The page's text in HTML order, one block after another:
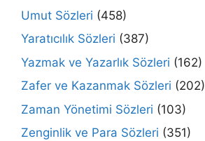
Umut Sözleri (458)
Yaratıcılık Sözleri (387)
Yazmak ve Yazarlık Sözleri (162)
Zafer ve Kazanmak Sözleri (202)
Zaman Yönetimi Sözleri (103)
Zenginlik ve Para Sözleri (351)